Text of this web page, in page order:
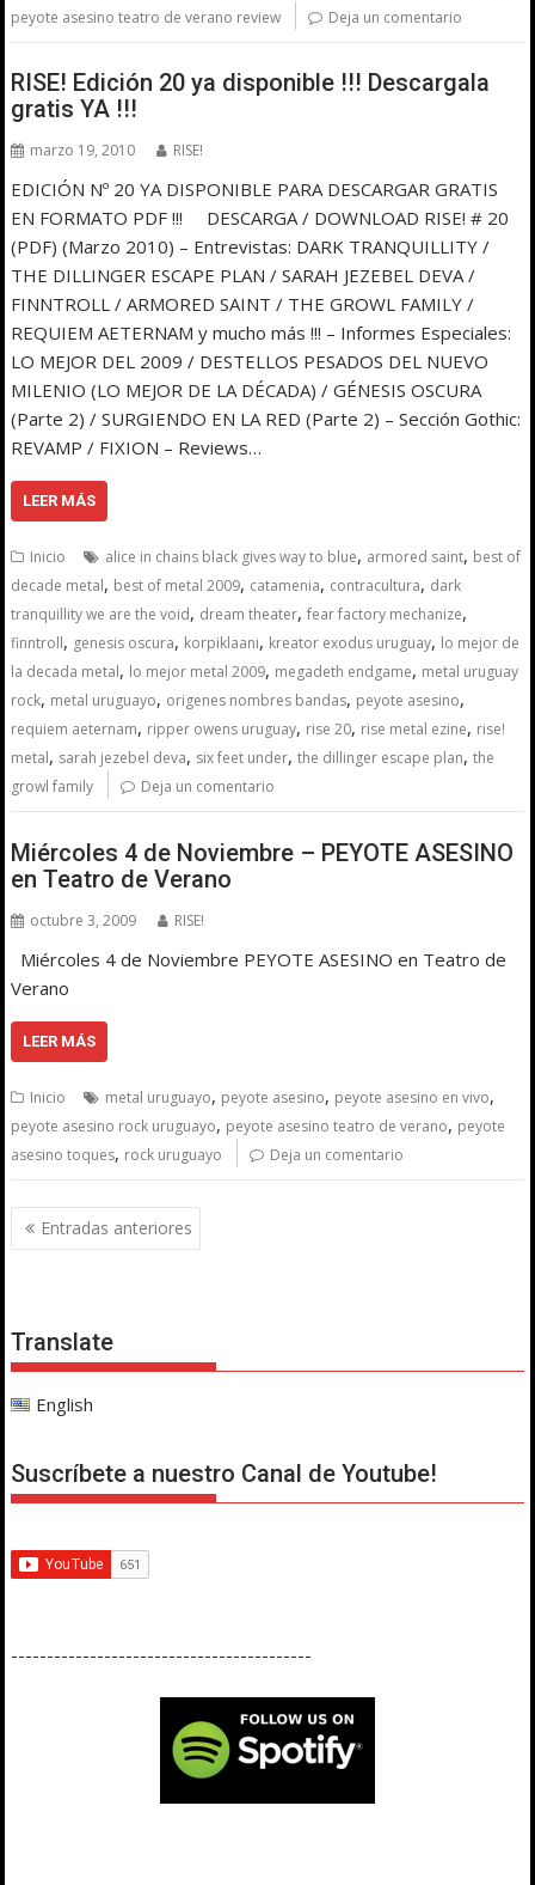
peyote asesino teatro de verano review Deja un comentario
RISE! Edición 20 ya disponible !!! Descargala
gratis YA !!!
marzo 19, 2010 RISE!
EDICIÓN Nº 20 YA DISPONIBLE PARA DESCARGAR GRATIS
EN FORMATO PDF !!! DESCARGA / DOWNLOAD RISE! # 20
(PDF) (Marzo 2010) – Entrevistas: DARK TRANQUILLITY /
THE DILLINGER ESCAPE PLAN / SARAH JEZEBEL DEVA /
FINNTROLL / ARMORED SAINT / THE GROWL FAMILY /
REQUIEM AETERNAM y mucho más !!! – Informes Especiales:
LO MEJOR DEL 2009 / DESTELLOS PESADOS DEL NUEVO
MILENIO (LO MEJOR DE LA DÉCADA) / GÉNESIS OSCURA
(Parte 2) / SURGIENDO EN LA RED (Parte 2) – Sección Gothic:
REVAMP / FIXION – Reviews…
LEER MÁS
Inicio alice in chains black gives way to blue, armored saint, best of
decade metal, best of metal 2009, catamenia, contracultura, dark
tranquillity we are the void, dream theater,fear factory mechanize,
finntroll, genesis oscura, korpiklaani, kreator exodus uruguay, lo mejor de
la decada metal, lo mejor metal 2009, megadeth endgame, metal uruguay
rock, metal uruguayo, origenes nombres bandas, peyote asesino,
requiem aeternam, ripper owens uruguay, rise 20, rise metal ezine, rise!
metal, sarah jezebel deva, six feet under,the dillinger escape plan,the
growl family
Deja un comentario
Miércoles 4 de Noviembre – PEYOTE ASESINO
en Teatro de Verano
octubre 3, 2009 RISE!
Miércoles 4 de Noviembre PEYOTE ASESINO en Teatro de
Verano
LEER MÁS
Inicio metal uruguayo, peyote asesino, peyote asesino en vivo,
peyote asesino rock uruguayo, peyote asesino teatro de verano, peyote
asesino toques, rock uruguayo Deja un comentario
Navegación
de
Entradas anteriores
Translate
English
Suscríbete a nuestro Canal de Youtube!
------------------------------------------